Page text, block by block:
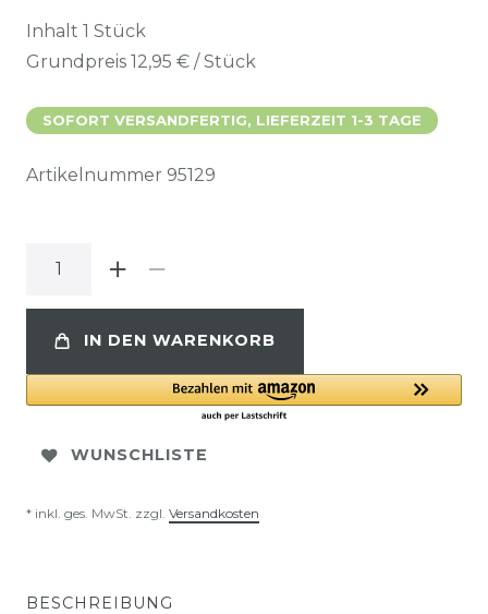
Inhalt 1 Stück
Grundpreis 12,95 € / Stück
SOFORT VERSANDFERTIG, LIEFERZEIT 1-3 TAGE
Artikelnummer 95129
IN DEN WARENKORB
WUNSCHLISTE
* inkl. ges. MwSt. zzgl. Versandkosten
BESCHREIBUNG